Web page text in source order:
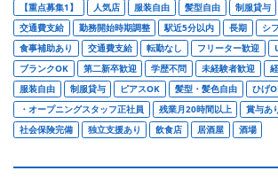
【重点募集1】 人気店 服装自由 髪型自由 制服貸与
交通費支給
勤務開始時期調整 駅近5分以内 長期 シ
食事補助あり
交通費支給 転勤なし フリーター歓迎
ブランクOK
第二新卒歓迎 学歴不問 未経験者歓迎
服装自由
制服貸与 ピアスOK 髪型・髪色自由 ひげ
・オープニングスタッフ正社員
残業月20時間以上 賞与あ
社会保険完備
独立支援あり 飲食店 居酒屋 酒場